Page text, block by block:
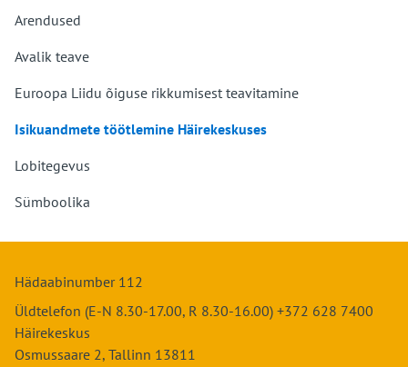
Arendused
Avalik teave
Euroopa Liidu õiguse rikkumisest teavitamine
Isikuandmete töötlemine Häirekeskuses
Lobitegevus
Sümboolika
Hädaabinumber 112
Üldtelefon (E-N 8.30-17.00, R 8.30-16.00) +372 628 7400
Häirekeskus
Osmussaare 2, Tallinn 13811